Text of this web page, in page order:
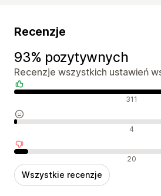
Recenzje
93% pozytywnych
Recenzje wszystkich ustawień
Pozytywne recenzje 311
Neutralne recenzje 4
Negatywne recenzje 20
Wszystkie recenzje